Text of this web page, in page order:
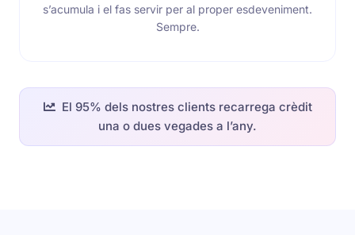
s’acumula i el fas servir per al proper esdeveniment.
Sempre.
El 95% dels nostres clients recarrega crèdit
una o dues vegades a l’any.